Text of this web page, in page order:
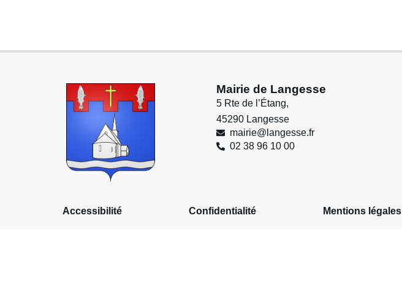
Mairie de Langesse
5 Rte de l’Étang,
45290 Langesse
mairie@langesse.fr
02 38 96 10 00
Accessibilité Confidentialité Mentions légales